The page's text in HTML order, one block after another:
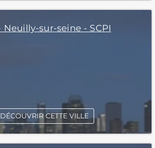
sur-seine - SCPI
DÉCOUVRIR CETTE VILLE